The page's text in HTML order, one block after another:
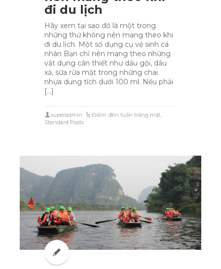
đi du lịch
Hãy xem tại sao đó là một trong
những thứ không nên mang theo khi
đi du lịch. Một số dụng cụ vệ sinh cá
nhân Bạn chỉ nên mang theo những
vật dụng cần thiết như dầu gội, dầu
xả, sữa rửa mặt trong những chai
nhựa dung tích dưới 100 ml. Nếu phải
[…]
superadmin Điểm đến tuần trăng mật
Standard Posts